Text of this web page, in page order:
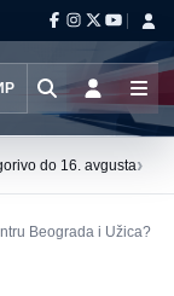
do 16. avgusta›
Beograda i Užica?